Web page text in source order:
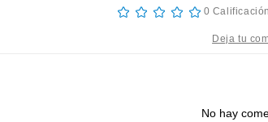
☆ ☆ ☆ ☆ ☆ 0
No hay